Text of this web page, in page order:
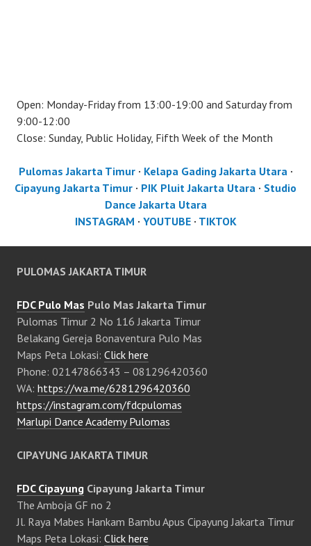
Open: Monday-Friday from 13:00-19:00 and Saturday from
9:00-12:00
Close: Sunday, Public Holiday, Fifth Week of the Month
Pulomas Jakarta Timur· Kelapa Gading Jakarta Utara ·
Cipayung Jakarta Timur · PIK Pluit Jakarta Utara · Studio
Dance Jakarta Utara
INSTAGRAM · YOUTUBE· TIKTOK
PULOMAS JAKARTA TIMUR
FDC Pulo Mas Pulo Mas Jakarta Timur
Pulomas Timur 2 No 116 Jakarta Timur
Belakang Gereja Bonaventura Pulo Mas
Maps Peta Lokasi: Click here
Phone: 02147866343 – 081296420360
WA: https://wa.me/6281296420360
https://instagram.com/fdcpulomas
Marlupi Dance Academy Pulomas
CIPAYUNG JAKARTA TIMUR
FDC Cipayung Cipayung Jakarta Timur
The Amboja GF no 2
Jl. Raya Mabes Hankam Bambu Apus Cipayung Jakarta Timur
Maps Peta Lokasi: Click here